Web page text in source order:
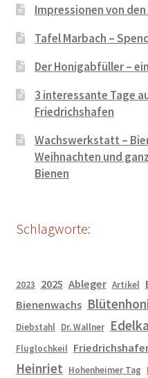
Impressionen von
Tafel Marbach –
Der Honigabfüller –
3 interessante Tage
Friedrichshafen
Wachswerkstatt –
Weihnachten und
Bienen
Schlagworte:
2023 2025 Ableger Artikel
Bienenwachs
Diebstahl Dr. Wallner
Fluglochkeil
Heinriet Hohenheimer Tag